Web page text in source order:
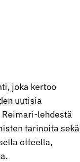
joka kertoo
uutisia
lehdestä
tarinoita sekä
otteella,